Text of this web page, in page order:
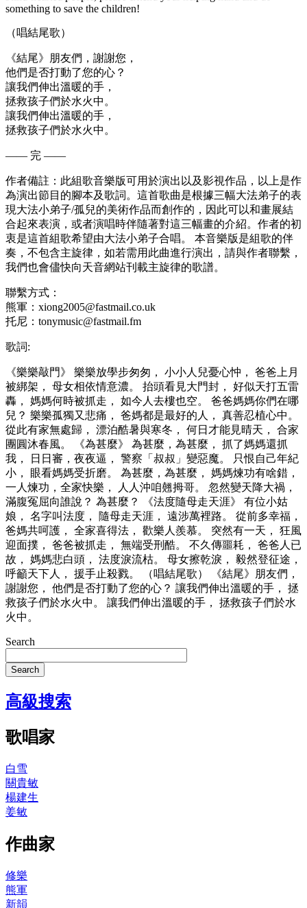
something to save the children!
（唱結尾歌）
《結尾》朋友們，謝謝您，
他們是否打動了您的心？
讓我們伸出溫暖的手，
拯救孩子們於水火中。
讓我們伸出溫暖的手，
拯救孩子們於水火中。
—— 完 ——
作者備註：此組歌音樂版可用於演出以及影視作品，以上是作
為演出節目的腳本及歌詞。這首歌曲是根據三幅大法弟子的表
現大法小弟子/孤兒的美術作品而創作的，因此可以和畫展結
合起來表演，或者演唱時伴隨著對這三幅畫的介紹。作者的初
衷是這首組歌希望由大法小弟子合唱。 本音樂版是組歌的伴
奏，不包含主旋律，如若需用此曲進行演出，請與作者聯繫，
我們也會儘快向天音網站刊載主旋律的歌譜。
聯繫方式：
熊軍： xiong2005@fastmail.co.uk
托尼： tonymusic@fastmail.fm
歌詞:
《樂樂敲門》 樂樂放學步匆匆， 小小人兒憂心忡， 爸爸上月
被綁架， 母女相依情意濃。 抬頭看見大門封， 好似天打五雷
轟， 媽媽何時被抓走， 如今人去樓也空。 爸爸媽媽你們在哪
兒？ 樂樂孤獨又悲痛， 爸媽都是最好的人， 真善忍植心中。
從此有家無處歸， 漂泊酷暑與寒冬， 何日才能見晴天， 合家
團圓沐春風。 《為甚麼》 為甚麼，為甚麼， 抓了媽媽還抓
我， 日日審，夜夜逼， 警察「叔叔」變惡魔。 只恨自己年紀
小， 眼看媽媽受折磨。 為甚麼，為甚麼， 媽媽煉功有啥錯，
一人煉功，全家快樂， 人人沖咱翹拇哥。 忽然變天降大禍，
滿腹冤屈向誰說？ 為甚麼？ 《法度隨母走天涯》 有位小姑
娘， 名字叫法度， 隨母走天涯， 遠涉萬裡路。 從前多幸福，
爸媽共呵護， 全家喜得法， 歡樂人羨慕。 突然有一天， 狂風
迎面撲， 爸爸被抓走， 無端受刑酷。 不久傳噩耗， 爸爸人已
故， 媽媽悲白頭， 法度淚流枯。 母女擦乾淚， 毅然登征途，
呼籲天下人， 援手止殺戮。 （唱結尾歌） 《結尾》朋友們，
謝謝您， 他們是否打動了您的心？ 讓我們伸出溫暖的手， 拯
救孩子們於水火中。 讓我們伸出溫暖的手， 拯救孩子們於水
火中。
Search
Search
高級搜索
歌唱家
白雪
關貴敏
楊建生
姜敏
作曲家
修樂
熊軍
新韻